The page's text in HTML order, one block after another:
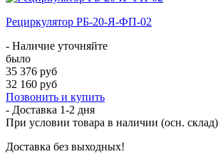
Рециркулятор РБ-20-Я-ФП-02
- Наличие уточняйте
было
35 376 руб
32 160 руб
Позвонить и купить
- Доставка 1-2 дня
При условии товара в наличии (осн.
Доставка без выходных!